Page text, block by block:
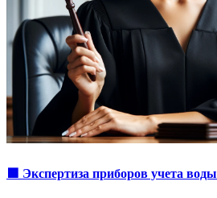
🟩 Экспертиза приборов учета воды